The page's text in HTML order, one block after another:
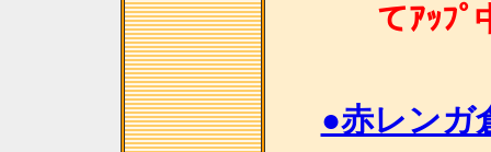
てｱｯﾌﾟ
●赤レンガ